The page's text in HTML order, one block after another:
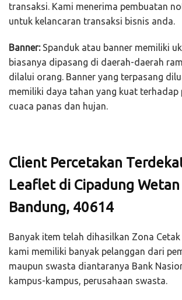
transaksi. Kami menerima pembuatan
untuk kelancaran transaksi bisnis anda.
Banner:Spanduk atau banner memiliki
biasanya dipasang di daerah-daerah
dilalui orang. Banner yang terpasang
memiliki daya tahan yang kuat terhadap
cuaca panas dan hujan.
Client Percetakan
Leaflet di Cipadung
Bandung, 40614
Banyak item telah dihasilkan Zona
kami memiliki banyak pelanggan dari
maupun swasta diantaranya Bank
kampus-kampus, perusahaan swasta.